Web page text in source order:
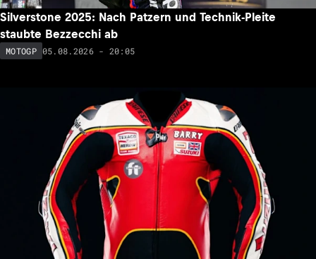
Silverstone 2025: Nach Patzern und Technik-Pleite
staubte Bezzecchi ab
MOTOGP 05.08.2026 - 20:05